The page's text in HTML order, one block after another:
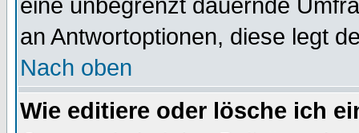
eine unbegrenzt dauernde
an Antwortoptionen, diese legt
Nach oben
Wie editiere oder lösche ich